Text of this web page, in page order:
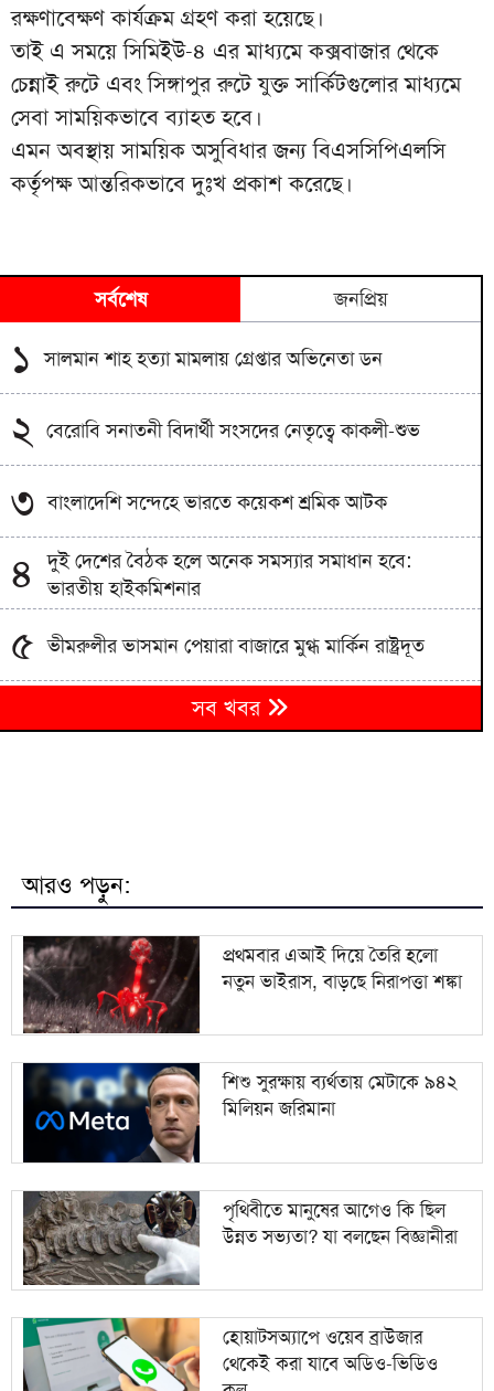
রক্ষণাবেক্ষণ কার্যক্রম গ্রহণ করা হয়েছে।
তাই এ সময়ে সিমিইউ-৪ এর মাধ্যমে কক্সবাজার থেকে
চেন্নাই রুটে এবং সিঙ্গাপুর রুটে যুক্ত সার্কিটগুলোর মাধ্যমে
সেবা সাময়িকভাবে ব্যাহত হবে।
এমন অবস্থায় সাময়িক অসুবিধার জন্য বিএসসিপিএলসি
কর্তৃপক্ষ আন্তরিকভাবে দুঃখ প্রকাশ করেছে।
সর্বশেষ জনপ্রিয়
১ সালমান শাহ হত্যা মামলায় গ্রেপ্তার অভিনেতা ডন
২ বেরোবি সনাতনী বিদার্থী সংসদের নেতৃত্বে কাকলী-শুভ
৩ বাংলাদেশি সন্দেহে ভারতে কয়েকশ শ্রমিক আটক
৪
দুই দেশের বৈঠক হলে অনেক সমস্যার সমাধান হবে:
ভারতীয় হাইকমিশনার
৫ ভীমরুলীর ভাসমান পেয়ারা বাজারে মুগ্ধ মার্কিন রাষ্ট্রদূত
বগুড়ায় সড়ক দুর্ঘটনায় নিহত ৩ আহত ১
মহাসড়ক অবরোধ
৯ রাষ্ট্রপতি পদে ১১ দলের প্রার্থী কর্নেল অলি
১০
জলবায়ু পরিবর্তনে সবচেয়ে বেশি ঝুঁকিতে উপকূলীয়
জনগোষ্ঠী: তথ্য ও সম্প্রচারমন্ত্রী
সব খবর
আরও পড়ুন:
প্রথমবার এআই দিয়ে তৈরি হলো
নতুন ভাইরাস, বাড়ছে নিরাপত্তা শঙ্কা
শিশু সুরক্ষায় ব্যর্থতায় মেটাকে ৯৪২
মিলিয়ন জরিমানা
পৃথিবীতে মানুষের আগেও কি ছিল
উন্নত সভ্যতা? যা বলছেন বিজ্ঞানীরা
হোয়াটসঅ্যাপে ওয়েব ব্রাউজার
থেকেই করা যাবে অডিও-ভিডিও